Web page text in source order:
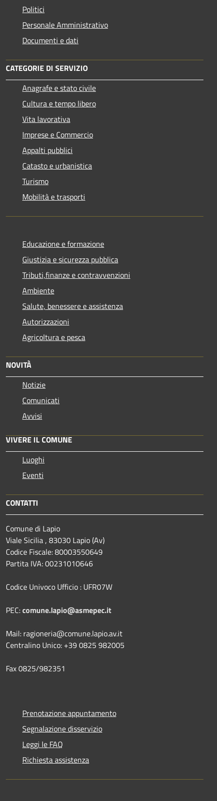
Politici
Personale Amministrativo
Documenti e dati
CATEGORIE DI SERVIZIO
Anagrafe e stato civile
Cultura e tempo libero
Vita lavorativa
Imprese e Commercio
Appalti pubblici
Catasto e urbanistica
Turismo
Mobilità e trasporti
Educazione e formazione
Giustizia e sicurezza pubblica
Tributi,finanze e contravvenzioni
Ambiente
Salute, benessere e assistenza
Autorizzazioni
Agricoltura e pesca
NOVITÀ
Notizie
Comunicati
Avvisi
VIVERE IL COMUNE
Luoghi
Eventi
CONTATTI
Comune di Lapio
Viale Sicilia , 83030 Lapio (Av)
Codice Fiscale: 80003550649
Partita IVA: 00231010646
Codice Univoco Ufficio : UFR07W
PEC:comune.lapio@asmepec.it
Mail: ragioneria@comune.lapio.av.it
Centralino Unico: +39 0825 982005
Fax 0825/982351
Prenotazione appuntamento
Segnalazione disservizio
Leggi le FAQ
Richiesta assistenza